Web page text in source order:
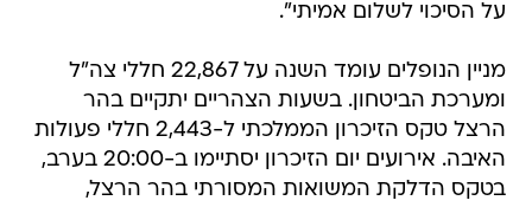
על הסיכוי לשלום אמיתי".
מניין הנופלים עומד השנה על 22,867 חללי צה"ל
ומערכת הביטחון. בשעות הצהריים יתקיים בהר
הרצל טקס הזיכרון הממלכתי ל-2,443 חללי פעולות
האיבה. אירועים יום הזיכרון יסתיימו ב-20:00 בערב,
בטקס הדלקת המשואות המסורתי בהר הרצל,